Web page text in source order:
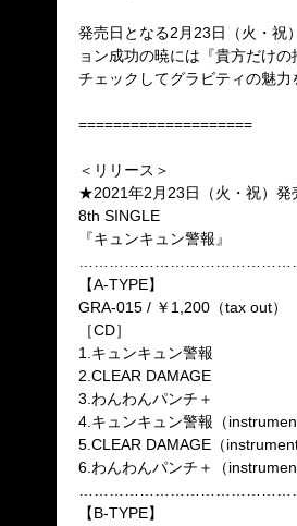
発売日となる2月23日（火・祝
ョン成功の暁には『貴方だけの
チェックしてグラビティの魅力
====================
＜リリース＞
★2021年2月23日（火・祝）発
8th SINGLE
『キュンキュン警報』
【A-TYPE】
GRA-015 / ￥1,200（tax out）
［CD］
1.キュンキュン警報
2.CLEAR DAMAGE
3.わんわんパンチ＋
4.キュンキュン警報（instrument
5.CLEAR DAMAGE（instrument
6.わんわんパンチ＋（instrument
【B-TYPE】